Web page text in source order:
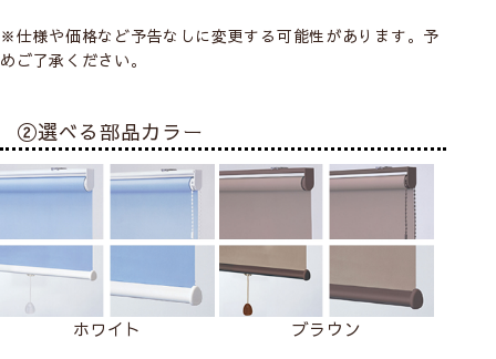
※仕様や価格など予告なしに変更する可能性があります。予
めご了承ください。
②選べる部品カラー
ホワイト ブラウン